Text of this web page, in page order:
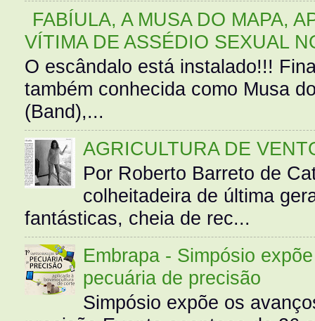
FABÍULA, A MUSA DO MAPA,
VÍTIMA DE ASSÉDIO SEXUAL
O escândalo está instalado!!!
também conhecida como Musa
(Band),...
AGRICULTURA DE
Por Roberto Barreto de
colheitadeira de última
fantásticas, cheia de rec...
Embrapa - Simpósio
pecuária de precisão
Simpósio expõe os